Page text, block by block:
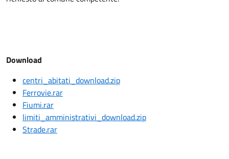
Download
centri_abitati_download.zip
Ferrovie.rar
Fiumi.rar
limiti_amministrativi_download.zip
Strade.rar